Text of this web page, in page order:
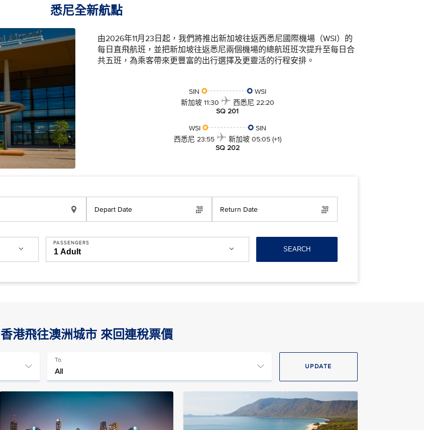
悉尼全新航點
由2026年11月23日起，我們將推出新加坡往返西悉尼國際機場（WSI）的
每日直飛航班，並把新加坡往返悉尼兩個機場的總航班班次提升至每日合
共五班，為乘客帶來更豐富的出行選擇及更靈活的行程安排。
SIN
WSI
新加坡 11:30
西悉尼 22:20
SQ 201
WSI
SIN
西悉尼 23:55
新加坡05:05 (+1)
SQ 202
Depart Date Return Date
PASSENGERS
SEARCH
香港飛往澳洲城市 來回連稅票價
To
UPDATE